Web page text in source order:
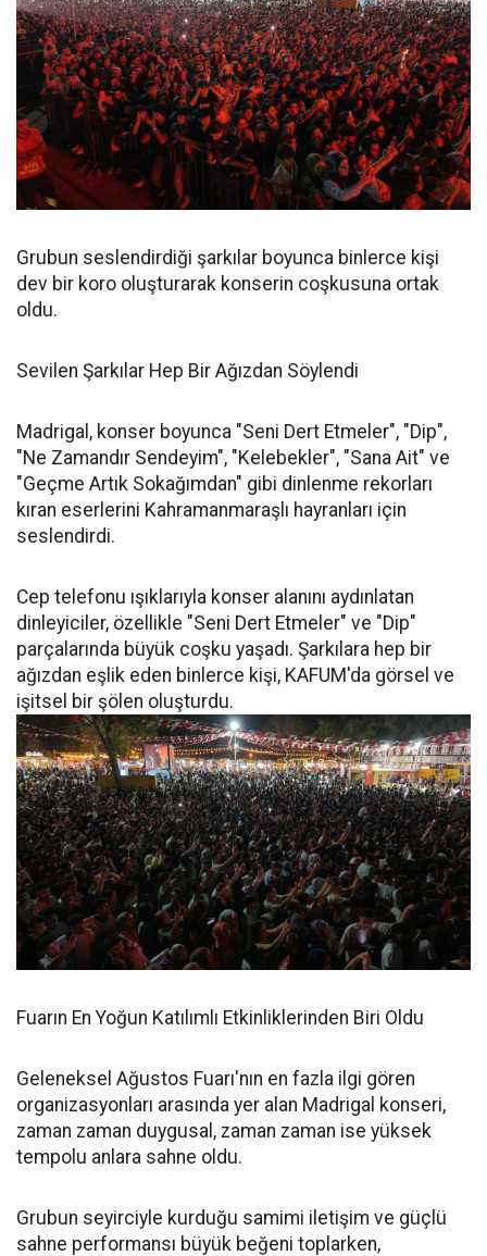
Grubun seslendirdiği şarkılar boyunca binlerce kişi
dev bir koro oluşturarak konserin coşkusuna ortak
oldu.
Sevilen Şarkılar Hep Bir Ağızdan Söylendi
Madrigal, konser boyunca "Seni Dert Etmeler", "Dip",
"Ne Zamandır Sendeyim", "Kelebekler", "Sana Ait" ve
"Geçme Artık Sokağımdan" gibi dinlenme rekorları
kıran eserlerini Kahramanmaraşlı hayranları için
seslendirdi.
Cep telefonu ışıklarıyla konser alanını aydınlatan
dinleyiciler, özellikle "Seni Dert Etmeler" ve "Dip"
parçalarında büyük coşku yaşadı. Şarkılara hep bir
ağızdan eşlik eden binlerce kişi, KAFUM'da görsel ve
işitsel bir şölen oluşturdu.
Fuarın En Yoğun Katılımlı Etkinliklerinden Biri Oldu
Geleneksel Ağustos Fuarı'nın en fazla ilgi gören
organizasyonları arasında yer alan Madrigal konseri,
zaman zaman duygusal, zaman zaman ise yüksek
tempolu anlara sahne oldu.
Grubun seyirciyle kurduğu samimi iletişim ve güçlü
sahne performansı büyük beğeni toplarken,